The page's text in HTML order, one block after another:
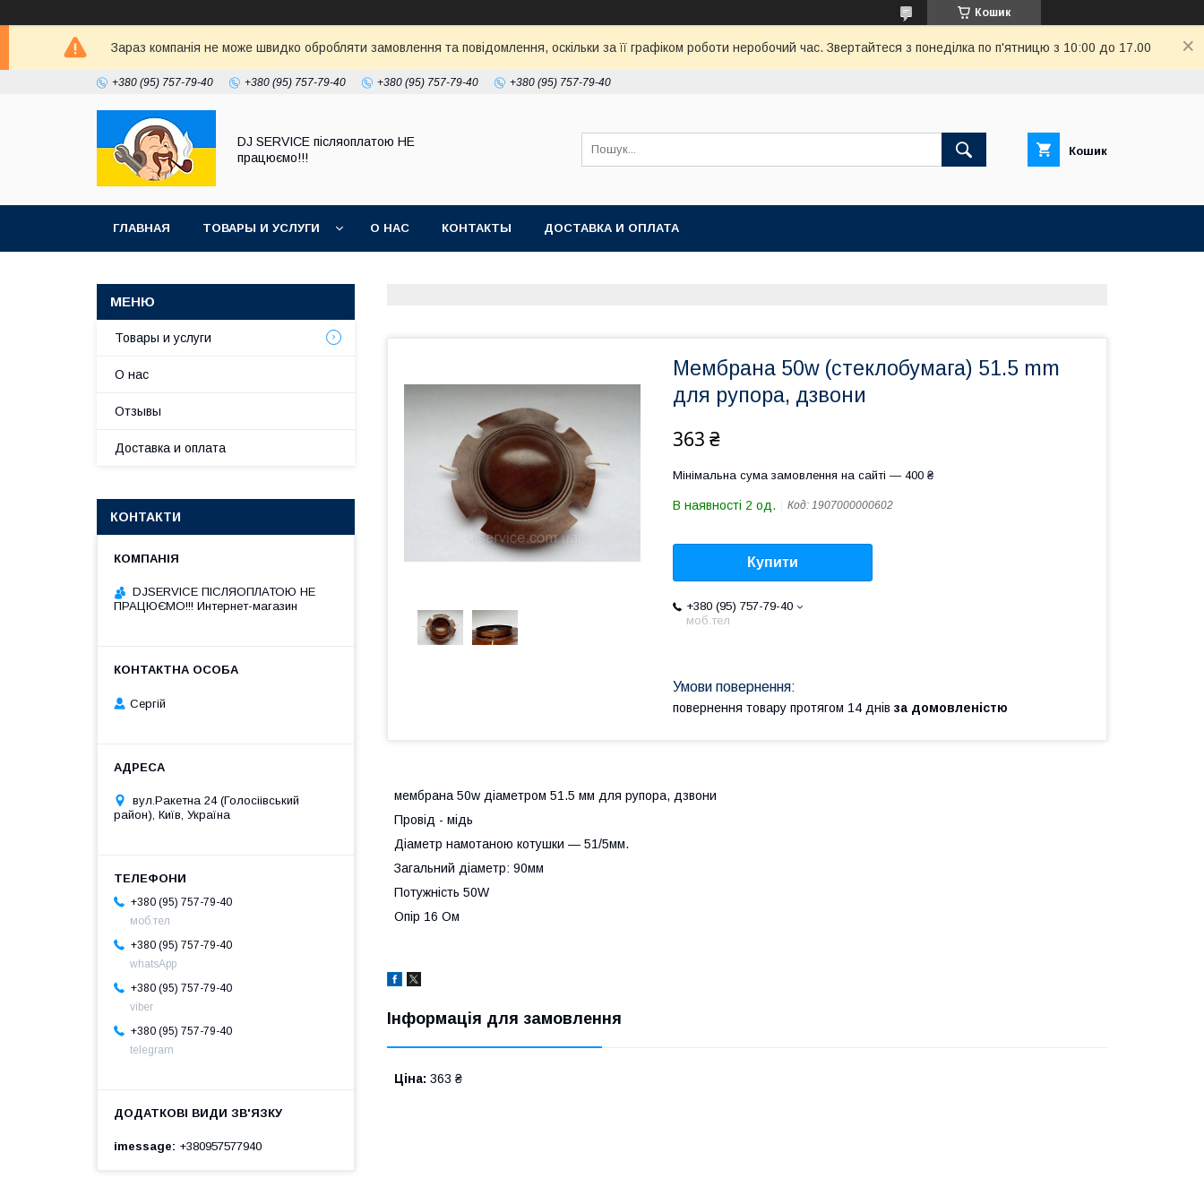
Кошик
Зараз компанія не може швидко обробляти замовлення та повідомлення, оскільки за її графіком роботи неробочий час. Звертайтеся з понеділка по п'ятницю з 10:00 до 17.00
+380 (95) 757-79-40 +380 (95) 757-79-40 +380 (95) 757-79-40 +380 (95) 757-79-40
DJ SERVICE пiсляоплатою НЕ
працюємо!!!
Кошик
ГЛАВНАЯ ТОВАРЫ И УСЛУГИ О НАС КОНТАКТЫ ДОСТАВКА И ОПЛАТА
Мембрана 50w (стеклобумага) 51.5 mm
для рупора, дзвони
363 ₴
Мінімальна сума замовлення на сайті — 400 ₴
В наявності 2 од. Код: 1907000000602
Купити
+380 (95) 757-79-40
моб.тел
повернення товару протягом 14 днів за домовленістю
мембрана 50w діаметром 51.5 мм для рупора, дзвони
Провід - мідь
Діаметр намотаною котушки ― 51/5мм.
Загальний діаметр: 90мм
Потужність 50W
Опір 16 Ом
Інформація для замовлення
Ціна: 363 ₴
Товары и услуги
О нас
Отзывы
Доставка и оплата
КОНТАКТИ
DJSERVICE ПІСЛЯОПЛАТОЮ НЕ
ПРАЦЮЄМО!!! Интернет-магазин
Сергій
вул.Ракетна 24 (Голосіівський
район), Київ, Україна
+380 (95) 757-79-40
моб.тел
+380 (95) 757-79-40
whatsApp
+380 (95) 757-79-40
viber
+380 (95) 757-79-40
telegram
imessage +380957577940